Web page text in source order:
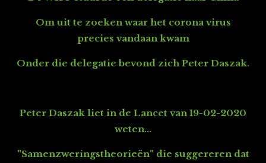
Om uit te zoeken waar het corona virus
precies vandaan kwam
Onder die delegatie bevond zich Peter Daszak.
Peter Daszak liet in de Lancet van 19-02-2020
weten...
"Samenzweringstheorieën" die suggereren dat